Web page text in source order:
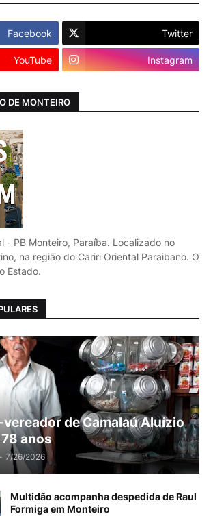
Facebook Twitter
YouTube Instagram
DE MONTEIRO
- PB Monteiro, Paraíba. Localizado no
na região do Cariri Oriental Paraibano. O
Estado.
de Camalaú Aluízio
anos
- 7/26/2026
Multidão acompanha despedida de Raul
Formiga em Monteiro